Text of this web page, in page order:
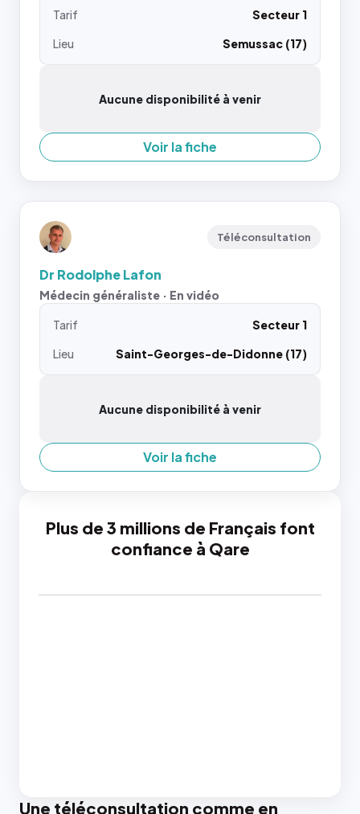
Tarif
Secteur 1
Lieu
Semussac (17)
Aucune disponibilité à venir
Voir la fiche
Téléconsultation
Dr Rodolphe Lafon
Médecin généraliste · En vidéo
Tarif
Secteur 1
Lieu
Saint-Georges-de-Didonne (17)
Aucune disponibilité à venir
Voir la fiche
Plus de 3 millions de Français font
confiance à Qare
Une téléconsultation comme en